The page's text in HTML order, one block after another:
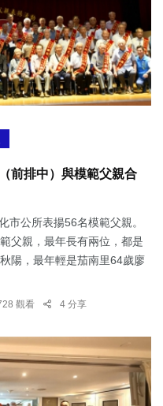
前排中）與模範父親合
市公所表揚56名模範父親。
父親，最年長有兩位，都是
陽，最年輕是茄南里64歲廖
觀看 4 分享